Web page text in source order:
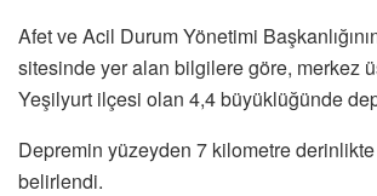
Afet ve Acil Durum Yönetimi
sitesinde yer alan bilgilere göre, merkez
Yeşilyurt ilçesi olan 4,4 büyüklüğünde
Depremin yüzeyden 7 kilometre
belirlendi.